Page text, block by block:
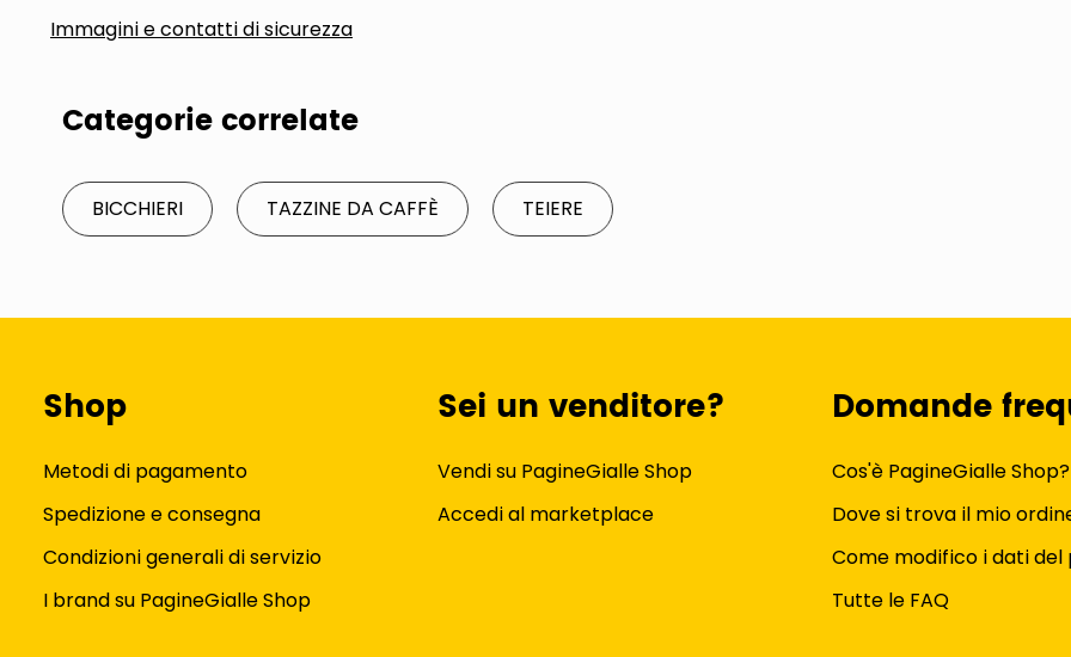
Immagini e contatti di sicurezza
Categorie correlate
BICCHIERI TAZZINE DA CAFFÈ TEIERE
Shop
Metodi di pagamento
Spedizione e consegna
Condizioni generali di servizio
I brand su PagineGialle Shop
Sei un venditore?
Vendi su PagineGialle Shop
Accedi al marketplace
Domande
Cos'è PagineGialle Shop?
Dove si trova il mio
Come modifico i dati del
Tutte le FAQ